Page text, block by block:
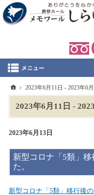
2023年6月11日 -
2023年6月13日
新型コロナ「5類」
た。
新型コロナ「5類」移行後
ホーム
2023年6月11日 - 2023年6月